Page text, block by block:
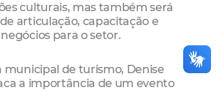
culturais, mas também será
articulação, capacitação e
para o setor.
municipal de turismo, Denise
a importância de um evento